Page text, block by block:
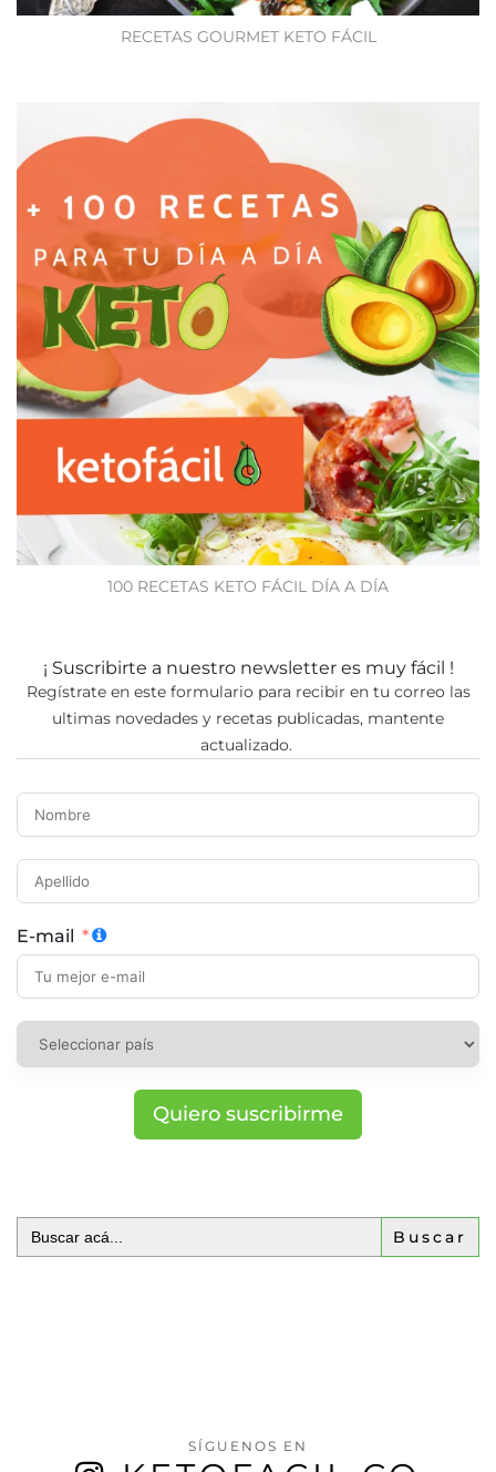
RECETAS GOURMET KETO FÁCIL
100 RECETAS KETO FÁCIL DÍA A DÍA
¡ Suscribirte a nuestro newsletter es muy fácil !
Regístrate en este formulario para recibir en tu correo las
ultimas novedades y recetas publicadas, mantente
actualizado.
E-mail
Quiero suscribirme
Buscar:
SÍGUENOS EN